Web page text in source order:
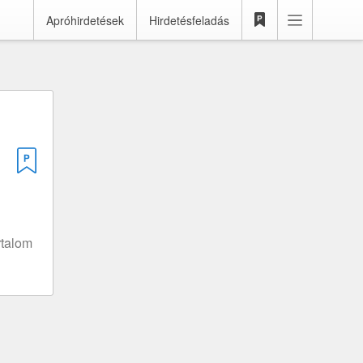
Apróhirdetések Hirdetésfeladás